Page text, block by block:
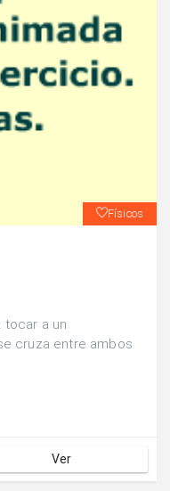
Físicos
tocar a un
cruza entre ambos
Ver